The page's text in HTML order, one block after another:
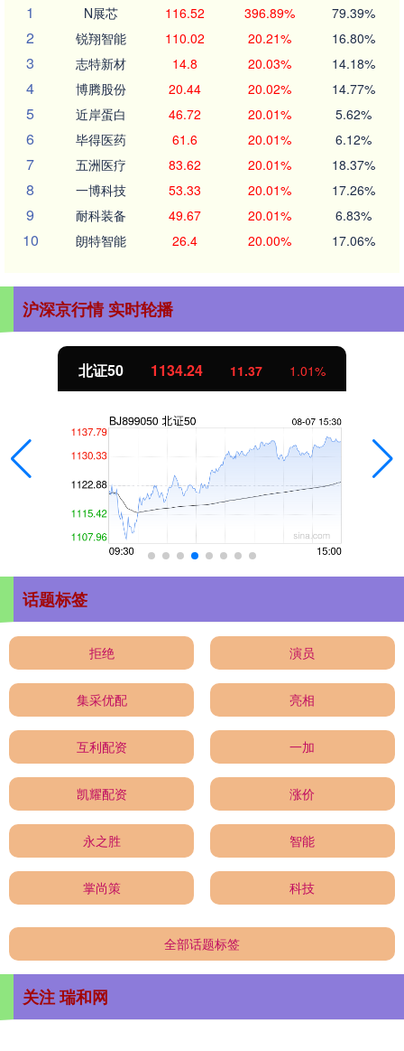
1
N展芯 116.52 396.89% 79.39%
2 锐翔智能 110.02 20.21% 16.80%
3 志特新材 14.8 20.03% 14.18%
4 博腾股份 20.44 20.02% 14.77%
5 近岸蛋白 46.72 20.01% 5.62%
6 毕得医药 61.6 20.01% 6.12%
7 五洲医疗 83.62 20.01% 18.37%
8 一博科技 53.33 20.01% 17.26%
9 耐科装备 49.67 20.01% 6.83%
10 朗特智能 26.4 20.00% 17.06%
沪深京行情 实时轮播
北证50 1134.24 11.37 1.01%
话题标签
拒绝 演员
集采优配 亮相
互利配资 一加
凯耀配资 涨价
永之胜 智能
掌尚策 科技
全部话题标签
关注 瑞和网